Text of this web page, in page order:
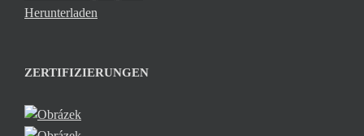
Herunterladen
ZERTIFIZIERUNGEN